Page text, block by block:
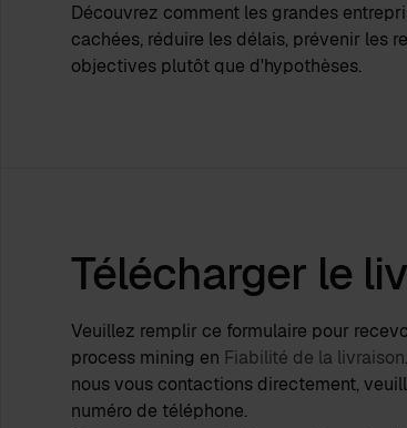
Découvrez comment les grandes
cachées, réduire les délais, prévenir les
objectives plutôt que d'hypothèses.
Télécharger le
Veuillez remplir ce formulaire pour
process mining en Fiabilité de la livraison
nous vous contactions directement,
numéro de téléphone.